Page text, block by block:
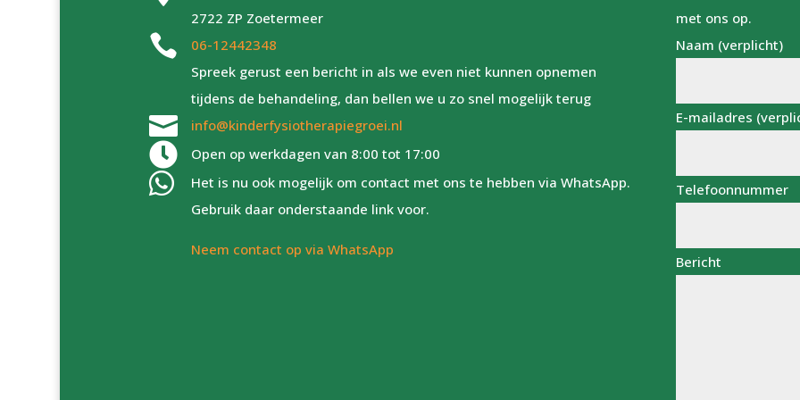
2722 ZP Zoetermeer

06-12442348
Spreek gerust een bericht in als we even niet kunnen opnemen
tijdens de behandeling, dan bellen we u zo snel mogelijk terug
 info@kinderfysiotherapiegroei.nl
 Open op werkdagen van 8:00 tot 17:00

Het is nu ook mogelijk om contact met ons te hebben via WhatsApp.
Gebruik daar onderstaande link voor.
Neem contact op via WhatsApp
met ons op.
Naam (verplicht)
E-mailadres
Telefoonnummer
Bericht